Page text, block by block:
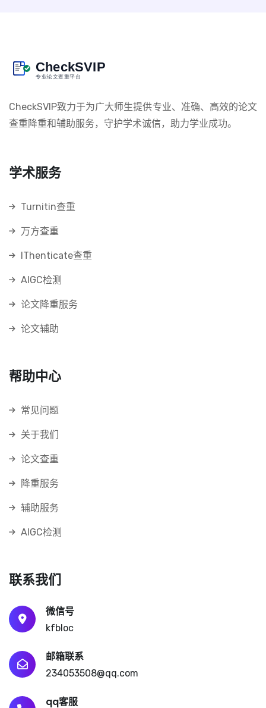
CheckSVIP致力于为广大师生提供专业、准确、高效的论文
查重降重和辅助服务，守护学术诚信，助力学业成功。
学术服务
Turnitin查重
万方查重
IThenticate查重
AIGC检测
论文降重服务
论文辅助
帮助中心
常见问题
关于我们
论文查重
降重服务
辅助服务
AIGC检测
联系我们
微信号
kfbloc
邮箱联系
234053508@qq.com
qq客服